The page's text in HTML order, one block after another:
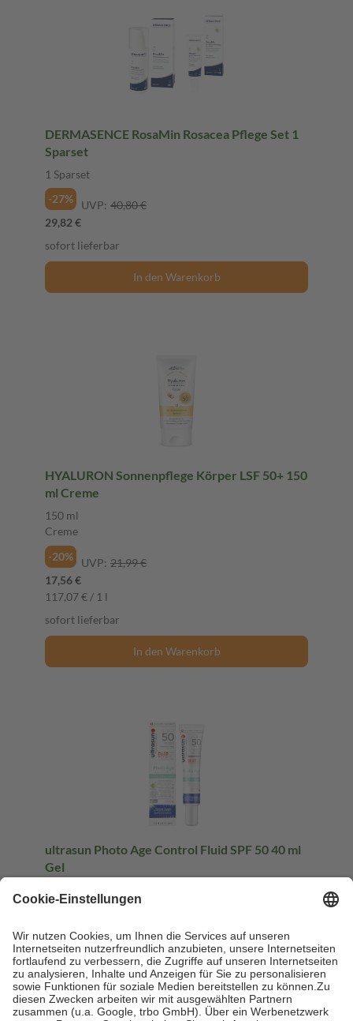
DERMASENCE RosaMin Rosacea Pflege Set 1
Sparset
1 Sparset
-27%
UVP: 40,80 €
29,82 €
sofort lieferbar
In den Warenkorb
HYALURON Sonnenpflege Körper LSF 50+ 150
ml Creme
150 ml
Creme
-20%
UVP: 21,99 €
17,56 €
117,07 € / 1 l
sofort lieferbar
In den Warenkorb
ultrasun Photo Age Control Fluid SPF 50 40 ml
Gel
Gel
-23% UVP: 22,50 €
17,37 €
434,25 € / 1 l
sofort lieferbar